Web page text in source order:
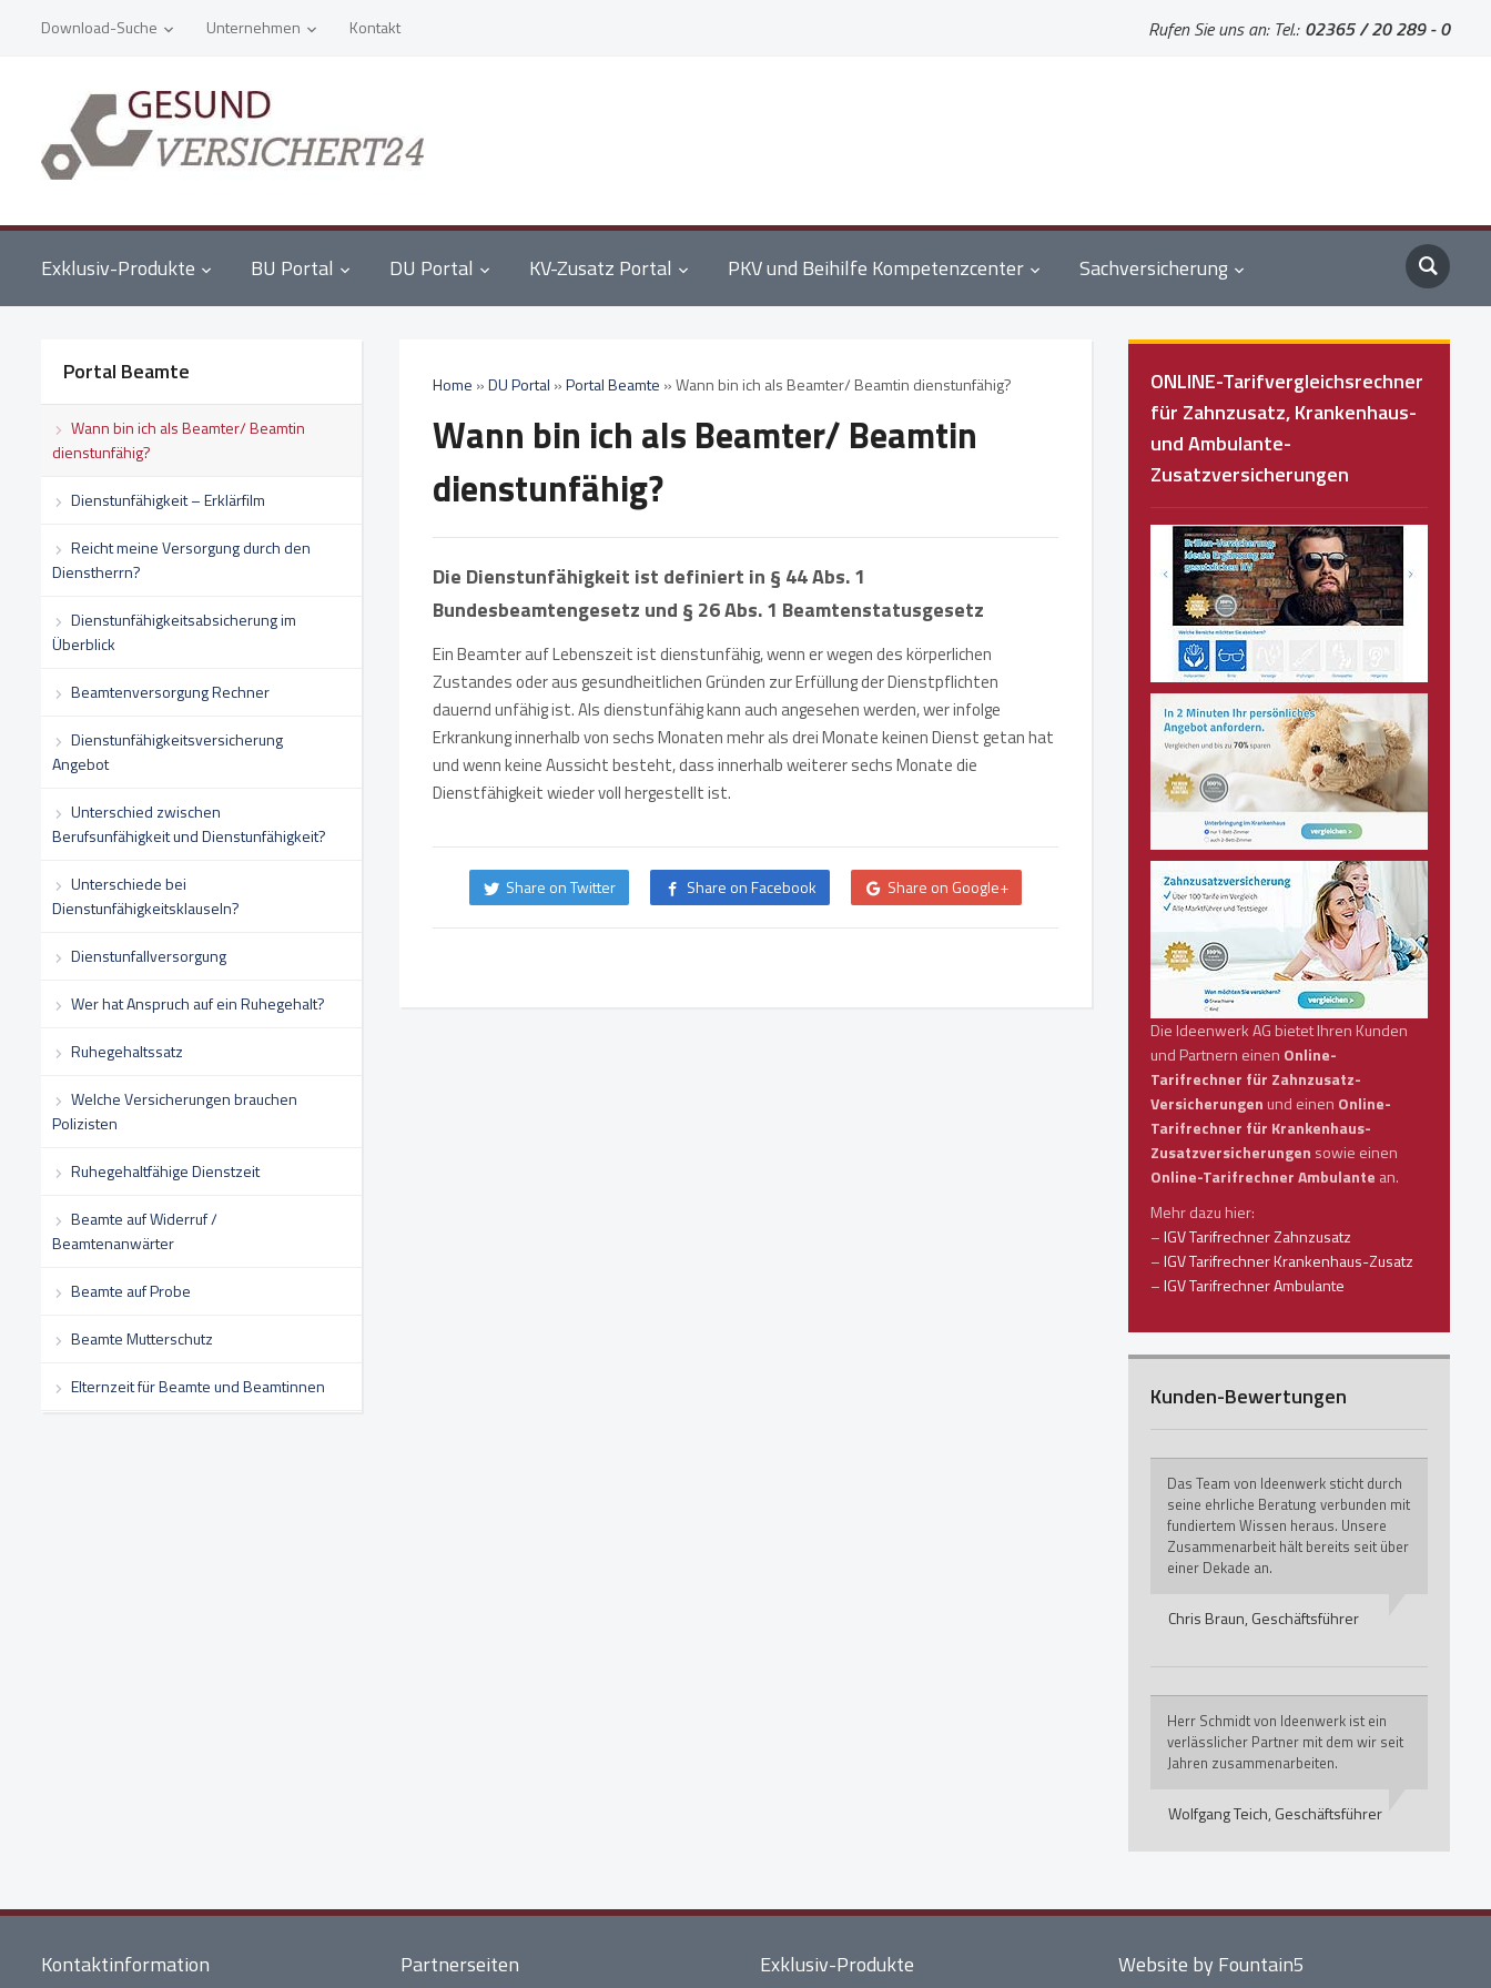
Download-Suche Unternehmen Kontakt Rufen Sie uns an: Tel.: 02365 / 20 289 - 0
Exklusiv-Produkte BU Portal DU Portal KV-Zusatz Portal PKV und Beihilfe Kompetenzcenter Sachversicherung
Portal Beamte
Wann bin ich als Beamter/ Beamtin
dienstunfähig?
Dienstunfähigkeit – Erklärfilm
Reicht meine Versorgung durch den
Dienstherrn?
Dienstunfähigkeitsabsicherung im
Überblick
Beamtenversorgung Rechner
Dienstunfähigkeitsversicherung
Angebot
Unterschied zwischen
Berufsunfähigkeit und Dienstunfähigkeit?
Unterschiede bei
Dienstunfähigkeitsklauseln?
Dienstunfallversorgung
Wer hat Anspruch auf ein Ruhegehalt?
Ruhegehaltssatz
Welche Versicherungen brauchen
Polizisten
Ruhegehaltfähige Dienstzeit
Beamte auf Widerruf /
Beamtenanwärter
Beamte auf Probe
Beamte Mutterschutz
Elternzeit für Beamte und Beamtinnen
Home »DU Portal »Portal Beamte »Wann bin ich als Beamter/ Beamtin dienstunfähig?
Wann bin ich als Beamter/ Beamtin
dienstunfähig?
Die Dienstunfähigkeit ist definiert in § 44 Abs. 1
Bundesbeamtengesetz und § 26 Abs. 1 Beamtenstatusgesetz
Ein Beamter auf Lebenszeit ist dienstunfähig, wenn er wegen des körperlichen
Zustandes oder aus gesundheitlichen Gründen zur Erfüllung der Dienstpflichten
dauernd unfähig ist. Als dienstunfähig kann auch angesehen werden, wer infolge
Erkrankung innerhalb von sechs Monaten mehr als drei Monate keinen Dienst getan hat
und wenn keine Aussicht besteht, dass innerhalb weiterer sechs Monate die
Dienstfähigkeit wieder voll hergestellt ist.
Share on Twitter Share on Facebook Share on Google+
ONLINE-Tarifvergleichsrechner
für Zahnzusatz, Krankenhaus-
und Ambulante-
Zusatzversicherungen
Die Ideenwerk AG bietet Ihren Kunden
und Partnern einen Online-
Tarifrechner für Zahnzusatz-
Versicherungen und einen Online-
Tarifrechner für Krankenhaus-
Zusatzversicherungen sowie einen
Online-Tarifrechner Ambulante an.
Mehr dazu hier:
–IGV Tarifrechner Zahnzusatz
–IGV Tarifrechner Krankenhaus-Zusatz
–IGV Tarifrechner Ambulante
Kunden-Bewertungen
Das Team von Ideenwerk sticht durch
seine ehrliche Beratung verbunden mit
fundiertem Wissen heraus. Unsere
Zusammenarbeit hält bereits seit über
einer Dekade an.
Chris Braun, Geschäftsführer
Herr Schmidt von Ideenwerk ist ein
verlässlicher Partner mit dem wir seit
Jahren zusammenarbeiten.
Wolfgang Teich, Geschäftsführer
Kontaktinformation Partnerseiten Exklusiv-Produkte Website by Fountain5